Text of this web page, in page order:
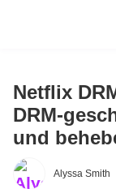
Netflix
DRM-
und
Alyssa Smith